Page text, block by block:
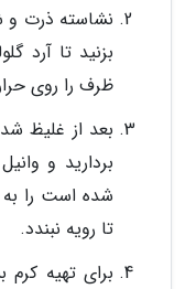
نشاسته ذرت و
بزنید تا آرد
ظرف را روی
بعد از غلیظ
بردارید و
شده است را به
تا رویه نبندد.
برای تهیه